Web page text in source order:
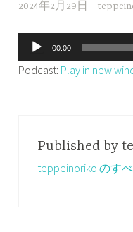
2024年2月29日
声
プ
00:00
Podcast: Play in new
Published by
teppeinoriko のす